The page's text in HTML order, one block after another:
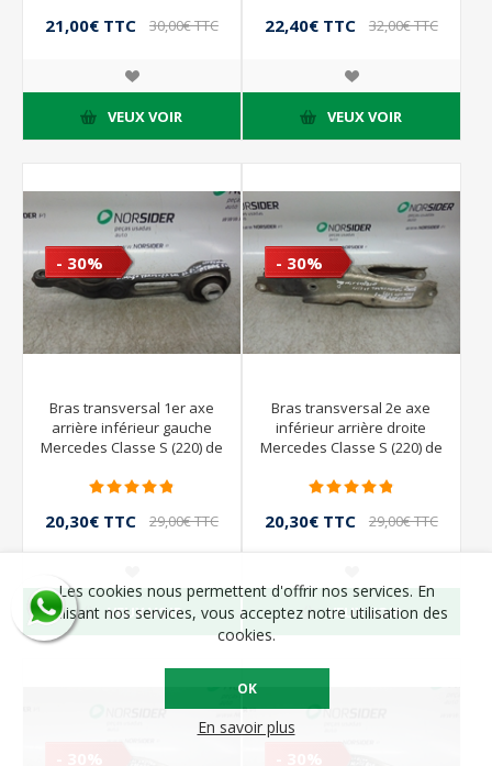
21,00€ TTC 30,00€ TTC
VEUX VOIR
22,40€ TTC 32,00€ TTC
VEUX VOIR
- 30%
Bras transversal 1er axe
arrière inférieur gauche
Mercedes Classe S (220) de
20,30€ TTC 29,00€ TTC
VEUX VOIR
- 30%
Bras transversal 2e axe
inférieur arrière droite
Mercedes Classe S (220) de
20,30€ TTC 29,00€ TTC
VEUX VOIR
Les cookies nous permettent d'offrir nos services. En
utilisant nos services, vous acceptez notre utilisation des
cookies.
OK
En savoir plus